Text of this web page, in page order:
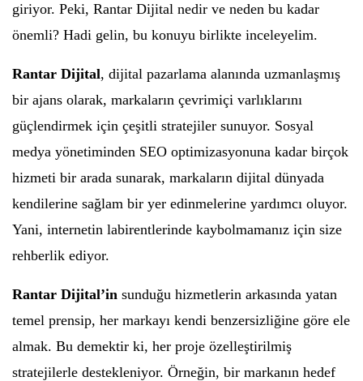
giriyor. Peki, Rantar Dijital nedir ve neden bu kadar
önemli? Hadi gelin, bu konuyu birlikte inceleyelim.
Rantar Dijital, dijital pazarlama alanında uzmanlaşmış
bir ajans olarak, markaların çevrimiçi varlıklarını
güçlendirmek için çeşitli stratejiler sunuyor. Sosyal
medya yönetiminden SEO optimizasyonuna kadar birçok
hizmeti bir arada sunarak, markaların dijital dünyada
kendilerine sağlam bir yer edinmelerine yardımcı oluyor.
Yani, internetin labirentlerinde kaybolmamanız için size
rehberlik ediyor.
Rantar Dijital’in sunduğu hizmetlerin arkasında yatan
temel prensip, her markayı kendi benzersizliğine göre ele
almak. Bu demektir ki, her proje özelleştirilmiş
stratejilerle destekleniyor. Örneğin, bir markanın hedef